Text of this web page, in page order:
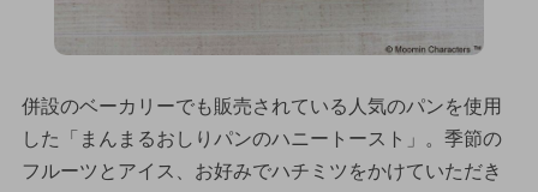
併設のベーカリーでも販売されている人気のパンを使用
した「まんまるおしりパンのハニートースト」。季節の
フルーツとアイス、お好みでハチミツをかけていただき